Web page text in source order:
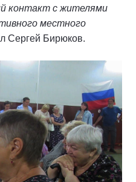
контакт с жителями
местного
Сергей Бирюков.